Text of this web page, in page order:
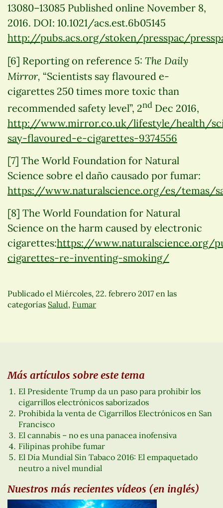
13080–13085 Published online November 8,
2016. DOI: 10.1021/acs.est.6b05145
http://pubs.acs.org/stoken/presspac/
[6] Reporting on reference 5: The Daily
Mirror, “Scientists say flavoured e-
cigarettes 250 times more toxic than
recommended safety level”, 2nd Dec 2016,
http://www.mirror.co.uk/lifestyle/health/
say-flavoured-e-cigarettes-9374556
[7] The World Foundation for Natural
Science sobre el daño causado por fumar:
https://www.naturalscience.org/es/temas/
[8] The World Foundation for Natural
Science on the harm caused by electronic
cigarettes:https://www.naturalscience.org/
cigarettes-re-inventing-smoking/
Publicado el Miércoles, 22. febrero 2017 en las
categorías Salud, Fumar
Más artículos sobre este tema
El Presidente Trump da un paso para prohibir los
cigarrillos electrónicos saborizados
Prohibida la venta de Cigarrillos Electrónicos en San
Francisco
El cannabis – no es una panacea inofensiva
Filipinas prohíbe fumar
El Día Mundial Sin Tabaco 2016: El empaquetado
neutro a nivel mundial
Nuestros más recientes vídeos (en inglés)